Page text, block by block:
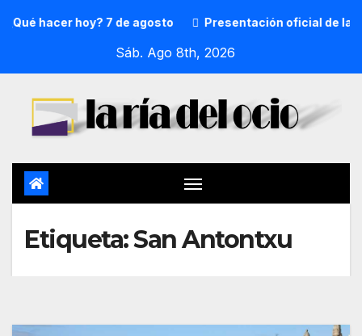
hacer hoy? 7 de agosto Presentación oficial de la
Sáb. Ago 8th, 2026
Etiqueta:San Antontxu